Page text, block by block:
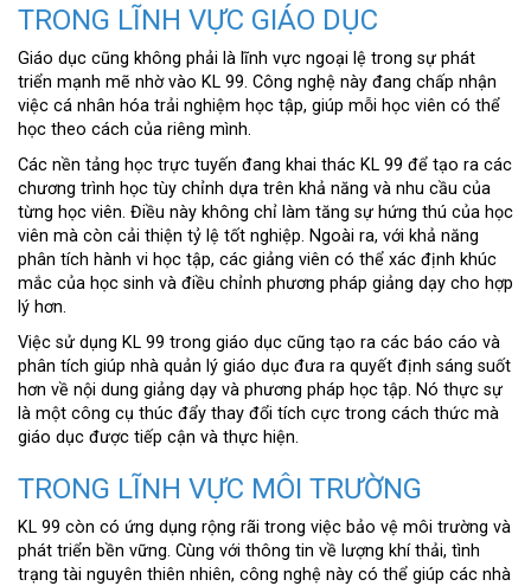
TRONG LĨNH VỰC GIÁO DỤC
Giáo dục cũng không phải là lĩnh vực ngoại lệ trong sự phát
triển mạnh mẽ nhờ vào KL 99. Công nghệ này đang chấp nhận
việc cá nhân hóa trải nghiệm học tập, giúp mỗi học viên có thể
học theo cách của riêng mình.
Các nền tảng học trực tuyến đang khai thác KL 99 để tạo ra các
chương trình học tùy chỉnh dựa trên khả năng và nhu cầu của
từng học viên. Điều này không chỉ làm tăng sự hứng thú của học
viên mà còn cải thiện tỷ lệ tốt nghiệp. Ngoài ra, với khả năng
phân tích hành vi học tập, các giảng viên có thể xác định khúc
mắc của học sinh và điều chỉnh phương pháp giảng dạy cho hợp
lý hơn.
Việc sử dụng KL 99 trong giáo dục cũng tạo ra các báo cáo và
phân tích giúp nhà quản lý giáo dục đưa ra quyết định sáng suốt
hơn về nội dung giảng dạy và phương pháp học tập. Nó thực sự
là một công cụ thúc đẩy thay đổi tích cực trong cách thức mà
giáo dục được tiếp cận và thực hiện.
TRONG LĨNH VỰC MÔI TRƯỜNG
KL 99 còn có ứng dụng rộng rãi trong việc bảo vệ môi trường và
phát triển bền vững. Cùng với thông tin về lượng khí thải, tình
trạng tài nguyên thiên nhiên, công nghệ này có thể giúp các nhà